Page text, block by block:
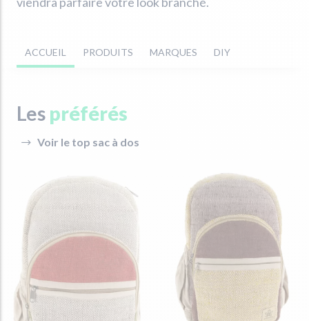
ACCUEIL PRODUITS MARQUES DIY
Les préférés
Voir le top sac à dos